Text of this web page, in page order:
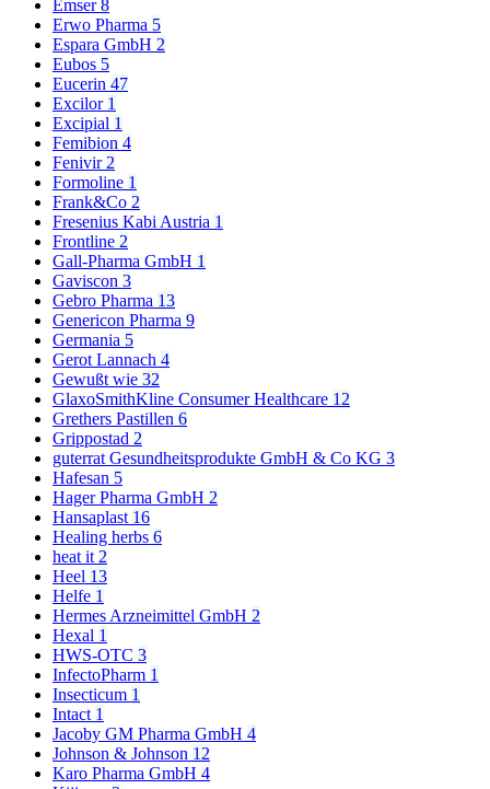
Emser8
Erwo Pharma 5
Espara GmbH 2
Eubos 5
Eucerin 47
Excilor 1
Excipial 1
Femibion 4
Fenivir 2
Formoline 1
Frank&Co 2
Fresenius Kabi Austria 1
Frontline 2
Gall-Pharma GmbH 1
Gaviscon 3
Gebro Pharma 13
Genericon Pharma 9
Germania 5
Gerot Lannach 4
Gewußt wie 32
GlaxoSmithKline Consumer Healthcare 12
Grethers Pastillen 6
Grippostad 2
guterrat Gesundheitsprodukte GmbH & Co KG 3
Hafesan 5
Hager Pharma GmbH 2
Hansaplast 16
Healing herbs 6
heat it 2
Heel 13
Helfe 1
Hermes Arzneimittel GmbH 2
Hexal 1
HWS-OTC 3
InfectoPharm 1
Insecticum 1
Intact 1
Jacoby GM Pharma GmbH 4
Johnson & Johnson 12
Karo Pharma GmbH 4